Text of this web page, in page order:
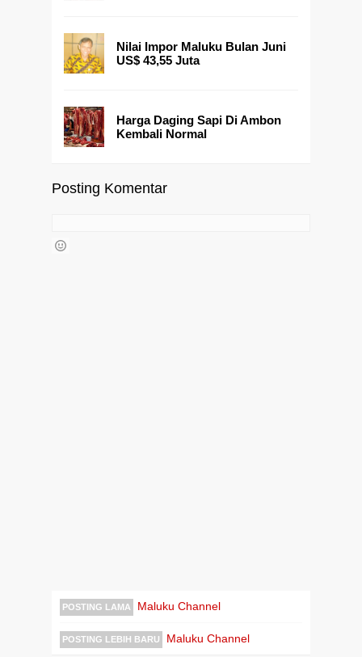
Nilai Impor Maluku Bulan Juni
US$ 43,55 Juta
Harga Daging Sapi Di Ambon
Kembali Normal
Posting Komentar
POSTING LAMA Maluku Channel
POSTING LEBIH BARU Maluku Channel